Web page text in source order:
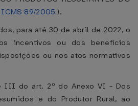
89/2005 ).
para até 30 de abril de 2022, o
incentivos ou dos benefícios
ou nos atos normativos
do art. 2º do Anexo VI - Dos
e do Produtor Rural, ao